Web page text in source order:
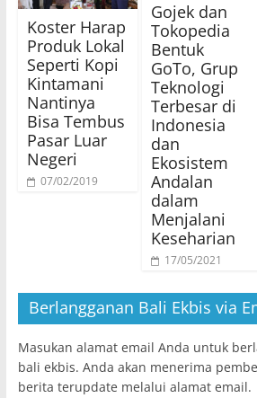
Koster Harap
Produk Lokal
Seperti Kopi
Kintamani
Nantinya
Bisa Tembus
Pasar Luar
Negeri
07/02/2019
Gojek dan
Tokopedia
Bentuk
GoTo, Grup
Teknologi
Terbesar di
Indonesia
dan
Ekosistem
Andalan
dalam
Menjalani
Keseharian
17/05/2021
Berlangganan Bali Ekbis via
Masukan alamat email Anda untuk
bali ekbis. Anda akan menerima
berita terupdate melalui alamat email.